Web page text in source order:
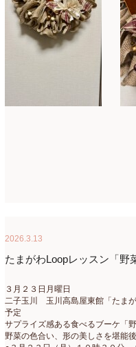
2026.3.13
たまがわLoopレッスン「野
３月２３日月曜日
二子玉川 玉川高島屋東館「たま
予定
サプライズ感ある食べるブーケ「野
野菜の色合い、形の美しさを堪能